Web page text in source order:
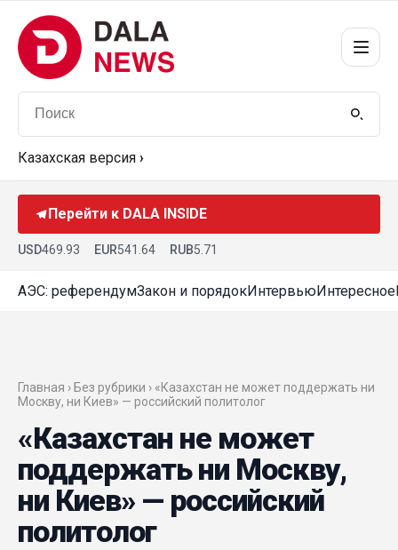
Казахская версия ›
Перейти к DALA INSIDE
USD469.93 EUR541.64 RUB5.71
АЭС: референдумЗакон и порядокИнтервьюИнтересное
Главная › Без рубрики › «Казахстан не может поддержать ни
Москву, ни Киев» — российский политолог
«Казахстан не может
поддержать ни Москву,
ни Киев» — российский
политолог